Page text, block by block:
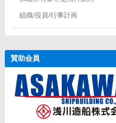
組織/役員/行事計画
賛助会員